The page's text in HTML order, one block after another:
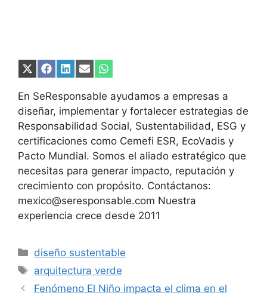
Compartir
X
(Twitter)
Compartir
Facebook
Compartir
LinkedIn
Compartir
Email
Compartir
WhatsApp
En SeResponsable ayudamos a empresas a
diseñar, implementar y fortalecer estrategias de
Responsabilidad Social, Sustentabilidad, ESG y
certificaciones como Cemefi ESR, EcoVadis y
Pacto Mundial. Somos el aliado estratégico que
necesitas para generar impacto, reputación y
crecimiento con propósito. Contáctanos:
mexico@seresponsable.com Nuestra
experiencia crece desde 2011
Categorías
diseño sustentable
Etiquetas
arquitectura verde
Fenómeno El Niño impacta el clima en el